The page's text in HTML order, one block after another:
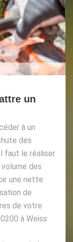
un
à un
des
faut le réaliser
des
une nette
de
de votre
à Weiss